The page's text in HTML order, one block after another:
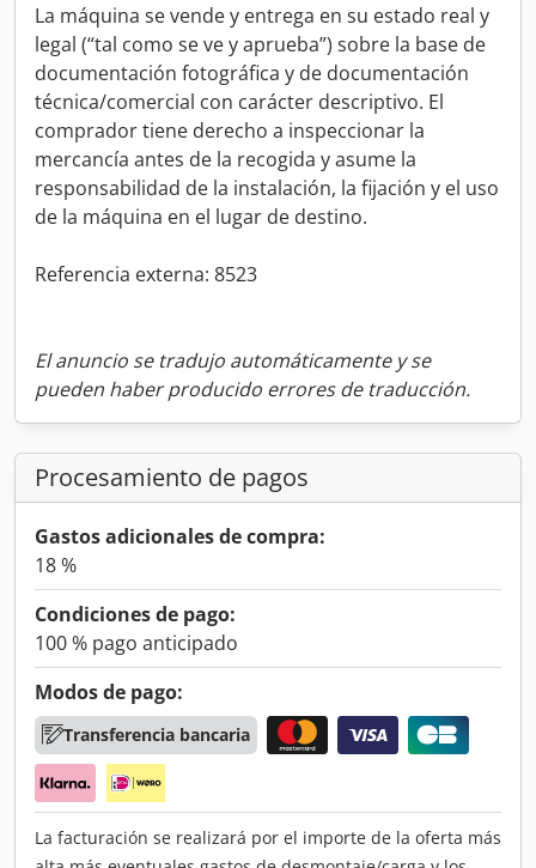
La máquina se vende y entrega en su estado real y
legal (“tal como se ve y aprueba”) sobre la base de
documentación fotográfica y de documentación
técnica/comercial con carácter descriptivo. El
comprador tiene derecho a inspeccionar la
mercancía antes de la recogida y asume la
responsabilidad de la instalación, la fijación y el uso
de la máquina en el lugar de destino.
Referencia externa: 8523
El anuncio se tradujo automáticamente y se
pueden haber producido errores de traducción.
Procesamiento de pagos
Gastos adicionales de compra:
18 %
Condiciones de pago:
100 % pago anticipado
Modos de pago:
Transferencia bancaria
La facturación se realizará por el importe de la oferta más